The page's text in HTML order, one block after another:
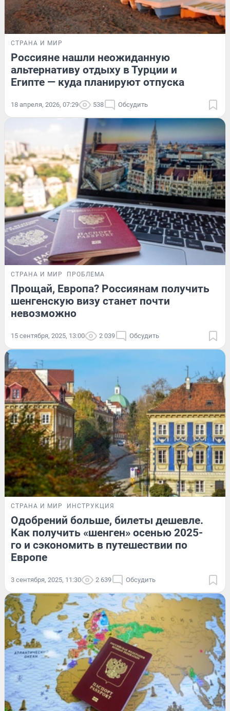
СТРАНА И МИР
Россияне нашли неожиданную
альтернативу отдыху в Турции и
Египте — куда планируют отпуска
18 апреля, 2026, 07:29 538 Обсудить
СТРАНА И МИР ПРОБЛЕМА
Прощай, Европа? Россиянам получить
шенгенскую визу станет почти
невозможно
15 сентября, 2025, 13:00 2 039 Обсудить
СТРАНА И МИР ИНСТРУКЦИЯ
Одобрений больше, билеты дешевле.
Как получить «шенген» осенью 2025-
го и сэкономить в путешествии по
Европе
3 сентября, 2025, 11:30 2 639 Обсудить